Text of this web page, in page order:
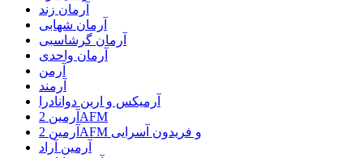
آرمان زند
آرمان شهابی
آرمان گرشاسبی
آرمان واحدی
آرمن
آرمند
آرمیکس و ارین دوانادرا
آرمین 2AFM
آرمین 2AFM و فریدون آسرایی
آرمین آراد